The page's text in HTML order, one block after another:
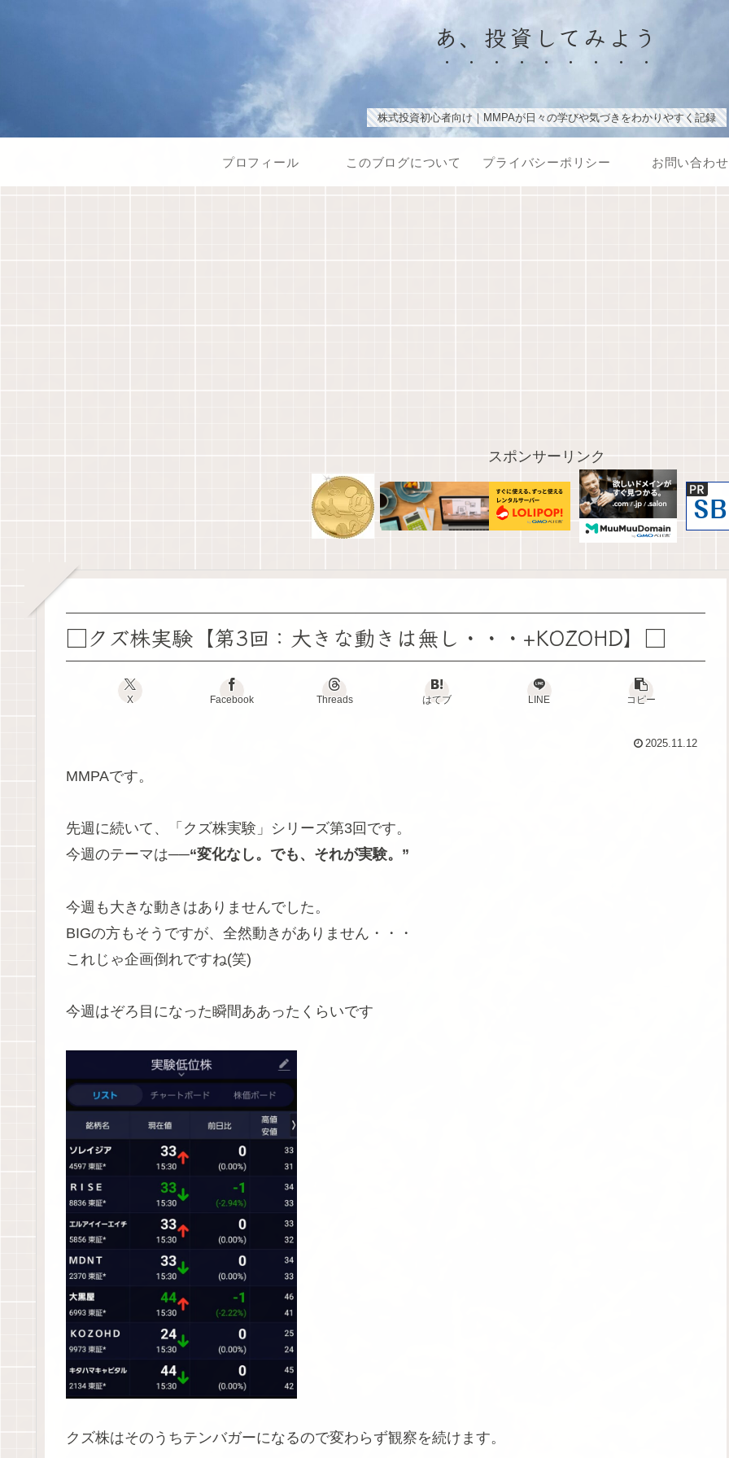
あ、投資してみよう
株式投資初心者向け｜MMPAが日々の学びや気づきをわかりやすく記録
プロフィール このブログについて プライバシーポリシー お問い合わせ
スポンサーリンク
□クズ株実験【第3回：大きな動きは無し・・・+KOZOHD】□
X Facebook Threads はてブ LINE コピー
2025.11.12
MMPAです。
先週に続いて、「クズ株実験」シリーズ第3回です。
今週のテーマは──“変化なし。でも、それが実験。”
今週も大きな動きはありませんでした。
BIGの方もそうですが、全然動きがありません・・・
これじゃ企画倒れですね(笑)
今週はぞろ目になった瞬間ああったくらいです
クズ株はそのうちテンバガーになるので変わらず観察を続けます。